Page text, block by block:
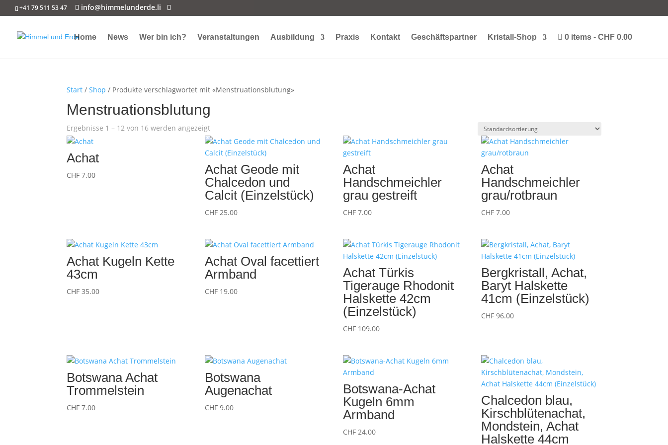
+41 79 511 53 47 info@himmelunderde.li
Home News Wer bin ich? Veranstaltungen Ausbildung Praxis Kontakt Geschäftspartner Kristall-Shop 0 items CHF 0.00
Start /Shop / Produkte verschlagwortet mit «Menstruationsblutung»
Menstruationsblutung
Ergebnisse 1 – 12 von 16 werden angezeigt
Achat
CHF 7.00
Achat Geode mit
Chalcedon und
Calcit (Einzelstück)
CHF 25.00
Achat
Handschmeichler
grau gestreift
CHF 7.00
Achat
Handschmeichler
grau/rotbraun
CHF 7.00
Achat Kugeln Kette
43cm
CHF 35.00
Achat Oval facettiert
Armband
CHF 19.00
Achat Türkis
Tigerauge Rhodonit
Halskette 42cm
(Einzelstück)
CHF 109.00
Bergkristall, Achat,
Baryt Halskette
41cm (Einzelstück)
CHF 96.00
Botswana Achat
Trommelstein
CHF 7.00
Botswana
Augenachat
CHF 9.00
Botswana-Achat
Kugeln 6mm
Armband
CHF 24.00
Chalcedon blau,
Kirschblütenachat,
Mondstein, Achat
Halskette 44cm